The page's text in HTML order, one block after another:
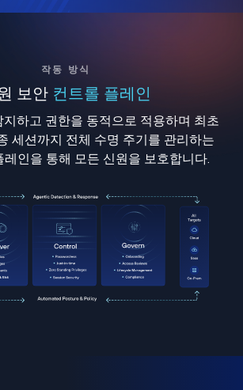
작동 방식
보안 컨트롤 플레인
지하고 권한을 동적으로 적용하며 최초
세션까지 전체 수명 주기를 관리하는
레인을 통해 모든 신원을 보호합니다.